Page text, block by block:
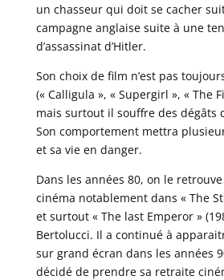
un chasseur qui doit se cacher
campagne anglaise suite à une
d’assassinat d’Hitler.
Son choix de film n’est pas
(« Calligula », « Supergirl », « The
mais surtout il souffre des dégâts
Son comportement mettra
et sa vie en danger.
Dans les années 80, on le
cinéma notablement dans « The
et surtout « The last Emperor »
Bertolucci. Il a continué à
sur grand écran dans les années
décidé de prendre sa retraite